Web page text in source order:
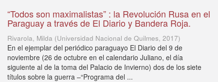
“Todos son maximalistas” : la Revolución Rusa en el
Paraguay a través de El Diario y Bandera Roja.
Rivarola, Milda (Universidad Nacional de Quilmes, 2017)
En el ejemplar del periódico paraguayo El Diario del 9 de
noviembre (26 de octubre en el calendario Juliano, el día
siguiente al de la toma del Palacio de Invierno) dos de los siete
títulos sobre la guerra –“Programa del ...